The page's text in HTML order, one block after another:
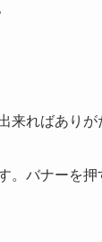
来ればありが
。バナーを押